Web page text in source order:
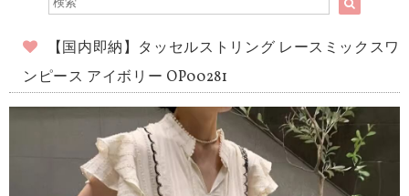
【国内即納】タッセルストリング レースミックスワ
ンピース アイボリー OP00281